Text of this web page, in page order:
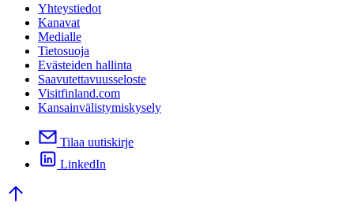
Yhteystiedot
Kanavat
Medialle
Tietosuoja
Evästeiden hallinta
Saavutettavuusseloste
Visitfinland.com
Kansainvälistymiskysely
Tilaa uutiskirje
LinkedIn